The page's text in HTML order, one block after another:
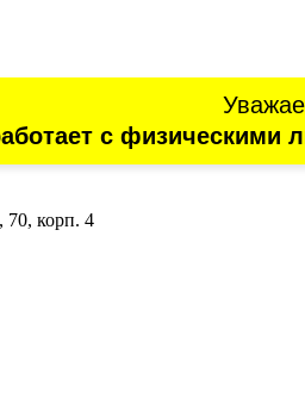
70, корп. 4
с физическими